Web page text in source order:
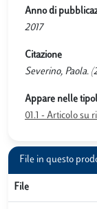
Anno di
2017
Citazione
Severino, Paola.
Appare nelle
01.1 - Articolo su
File in questo
File